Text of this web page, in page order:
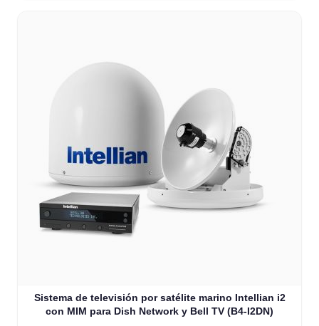
Sistema de televisión por satélite marino Intellian i2
con MIM para Dish Network y Bell TV (B4-I2DN)